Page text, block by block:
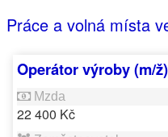
Práce a volná místa
Operátor výroby (m/ž)
22 400 Kč